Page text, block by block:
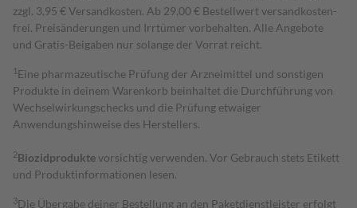
zzgl. 3,95 € Versandkosten. Ab 29,00 € Bestell­wert versand­kosten­
frei. Preisänderungen und Irrtümer vorbehalten. Alle Angebote
und Gratis-Beigaben nur solange der Vorrat reicht.
1 Eine pharmazeutische Prüfung der Arzneimittel und sonstigen
Produkte in deinem Warenkorb beinhaltet die Durchführung von
Wechselwirkungschecks und die Prüfung etwaiger
Anwendungshinweise des Herstellers.
2Biozidproduktevorsichtig verwenden. Vor Gebrauch stets Etikett
und Produktinformationen lesen.
3Die Übergabe deiner Bestellung an den Paketdienstleister erfolgt